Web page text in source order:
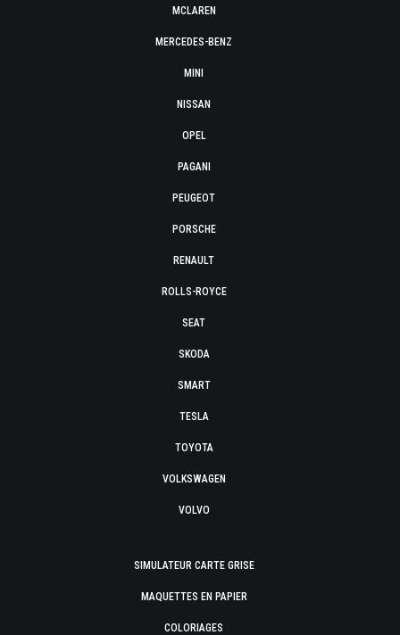
MCLAREN
MERCEDES-BENZ
MINI
NISSAN
OPEL
PAGANI
PEUGEOT
PORSCHE
RENAULT
ROLLS-ROYCE
SEAT
SKODA
SMART
TESLA
TOYOTA
VOLKSWAGEN
VOLVO
SIMULATEUR CARTE GRISE
MAQUETTES EN PAPIER
COLORIAGES